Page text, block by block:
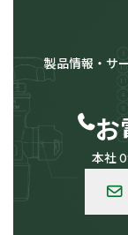
低温用
製品情報・サ
お
本社